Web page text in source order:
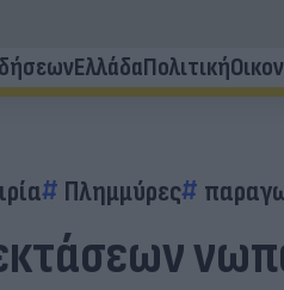
ΕλλάδαΠολιτική
Πλημμύρες